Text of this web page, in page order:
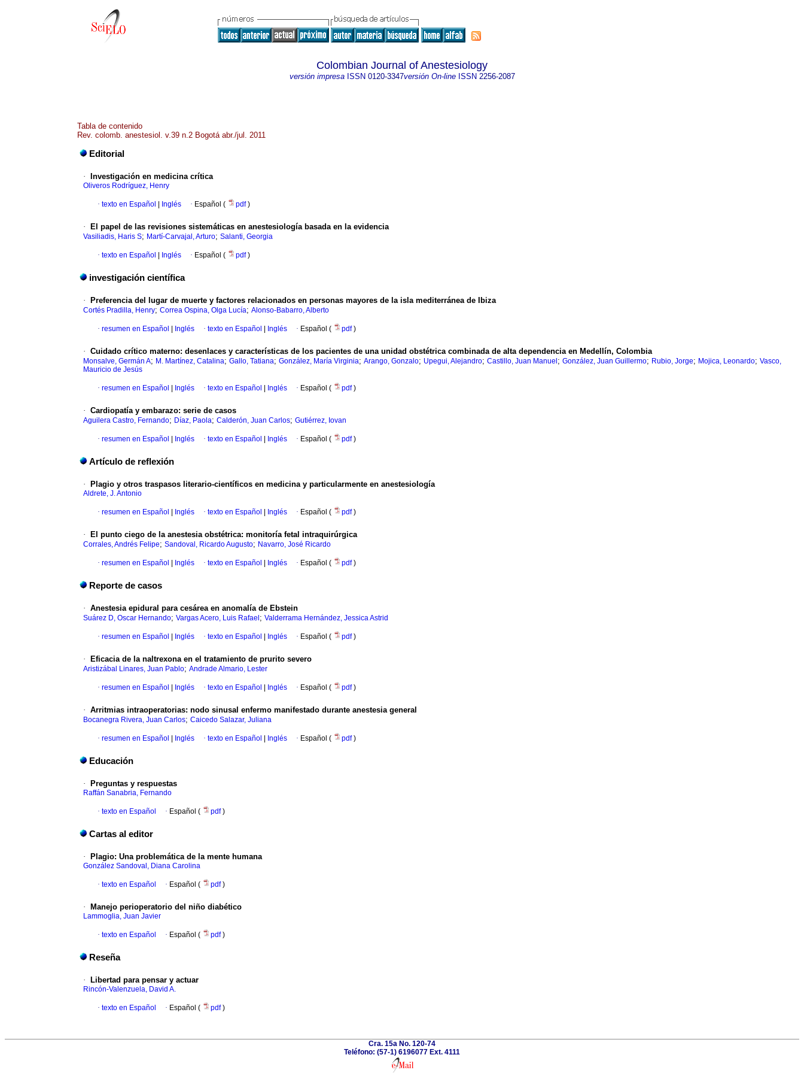
Colombian Journal of Anestesiology
versión impresaISSN 0120-3347versión On-lineISSN 2256-2087
Tabla de contenido
Rev. colomb. anestesiol. v.39 n.2 Bogotá abr./jul. 2011
Editorial
· Investigación en medicina crítica
Oliveros Rodríguez, Henry
· texto en Español Inglés · Español ( pdf)
· El papel de las revisiones sistemáticas en anestesiología basada en la evidencia
Vasiliadis, Haris S; Martí-Carvajal, Arturo; Salanti, Georgia
· texto en Español Inglés · Español ( pdf)
investigación científica
· Preferencia del lugar de muerte y factores relacionados en personas mayores de la isla mediterránea de Ibiza
Cortés Pradilla, Henry; Correa Ospina, Olga Lucía; Alonso-Babarro, Alberto
· resumen en Español Inglés · texto en Español Inglés · Español ( pdf)
· Cuidado crítico materno: desenlaces y características de los pacientes de una unidad obstétrica combinada de alta dependencia en Medellín, Colombia
Monsalve, Germán A; M. Martínez, Catalina; Gallo, Tatiana; González, María Virginia; Arango, Gonzalo; Upegui, Alejandro; Castillo, Juan Manuel ; González, Juan Guillermo; Rubio, Jorge; Mojica, Leonardo; Vasco,
Mauricio de Jesús
· resumen en Español Inglés · texto en Español Inglés · Español ( pdf)
· Cardiopatía y embarazo: serie de casos
Aguilera Castro, Fernando; Díaz, Paola; Calderón, Juan Carlos; Gutiérrez, Iovan
· resumen en Español Inglés · texto en Español Inglés · Español ( pdf)
Artículo de reflexión
· Plagio y otros traspasos literario-científicos en medicina y particularmente en anestesiología
Aldrete, J. Antonio
· resumen en Español Inglés · texto en Español Inglés · Español ( pdf)
· El punto ciego de la anestesia obstétrica: monitoría fetal intraquirúrgica
Corrales, Andrés Felipe; Sandoval, Ricardo Augusto; Navarro, José Ricardo
· resumen en Español Inglés · texto en Español Inglés · Español ( pdf)
Reporte de casos
· Anestesia epidural para cesárea en anomalía de Ebstein
Suárez D, Oscar Hernando; Vargas Acero, Luis Rafael ; Valderrama Hernández, Jessica Astrid
· resumen en Español Inglés · texto en Español Inglés · Español ( pdf)
· Eficacia de la naltrexona en el tratamiento de prurito severo
Aristizábal Linares, Juan Pablo; Andrade Almario, Lester
· resumen en Español Inglés · texto en Español Inglés · Español ( pdf)
· Arritmias intraoperatorias: nodo sinusal enfermo manifestado durante anestesia general
Bocanegra Rivera, Juan Carlos; Caicedo Salazar, Juliana
· resumen en Español Inglés · texto en Español Inglés · Español ( pdf)
Educación
· Preguntas y respuestas
Raffán Sanabria, Fernando
· texto en Español · Español ( pdf)
Cartas al editor
· Plagio: Una problemática de la mente humana
González Sandoval, Diana Carolina
· texto en Español · Español ( pdf)
· Manejo perioperatorio del niño diabético
Lammoglia, Juan Javier
· texto en Español · Español ( pdf)
Reseña
· Libertad para pensar y actuar
Rincón-Valenzuela, David A.
· texto en Español · Español ( pdf)
Cra. 15a No. 120-74
Teléfono: (57-1) 6196077 Ext. 4111